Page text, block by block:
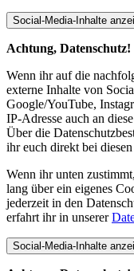
Social-Media-Inhalte
Achtung, Datenschutz!
Wenn ihr auf die
externe Inhalte von
Google/YouTube,
IP-Adresse auch an
Über die
ihr euch direkt bei
Wenn ihr unten
lang über ein eigenes
jederzeit in den
erfahrt ihr in unserer
Social-Media-Inhalte